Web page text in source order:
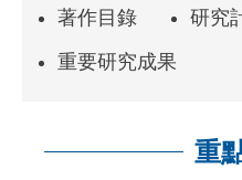
學
究
著作目錄
研究
重要研究成果
重